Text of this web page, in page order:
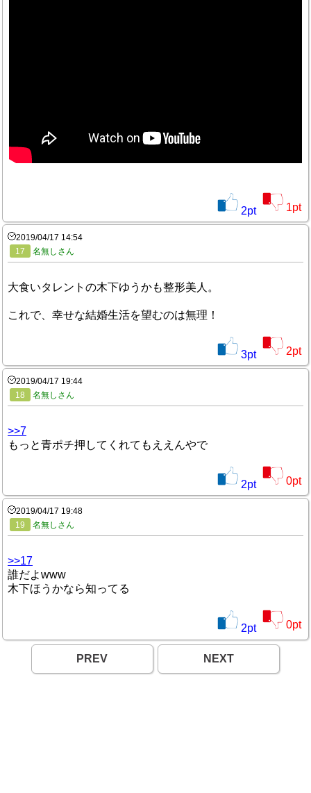
2pt 1pt
2019/04/17 14:54
17
名無しさん
大食いタレントの木下ゆうかも整形美人。
これで、幸せな結婚生活を望むのは無理！
3pt 2pt
2019/04/17 19:44
18
名無しさん
>>7
もっと青ポチ押してくれてもええんやで
2pt 0pt
2019/04/17 19:48
19
名無しさん
>>17
誰だよwww
木下ほうかなら知ってる
2pt 0pt
PREV NEXT